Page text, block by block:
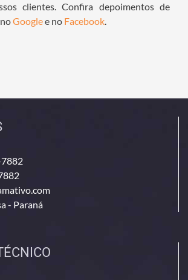
clientes. Confira depoimentos de
Googlee no Facebook.
- Paraná